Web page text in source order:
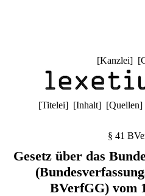
[Kanzlei] [
[Titelei] [Inhalt] [Quellen]
§ 41
Gesetz über das
BVerfGG) vom